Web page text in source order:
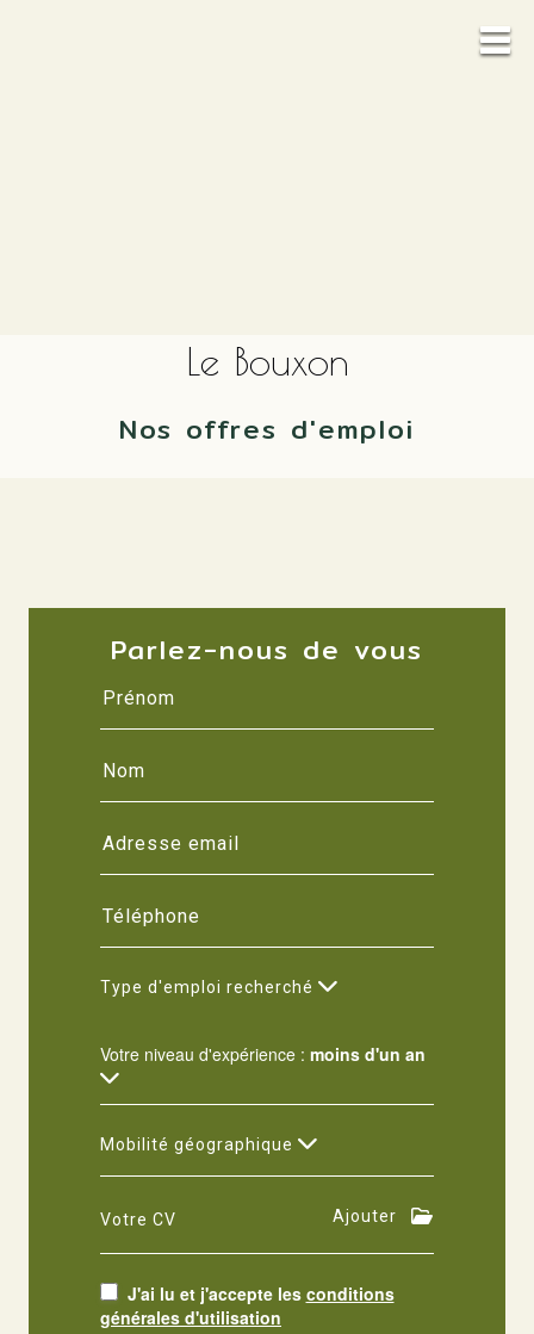
Le Bouxon
Nos offres d'emploi
Parlez-nous de vous
Type d'emploi recherché
Votre niveau d'expérience : moins d'un an
Mobilité géographique
Votre CV Ajouter
J'ai lu et j'accepte les conditions
générales d'utilisation